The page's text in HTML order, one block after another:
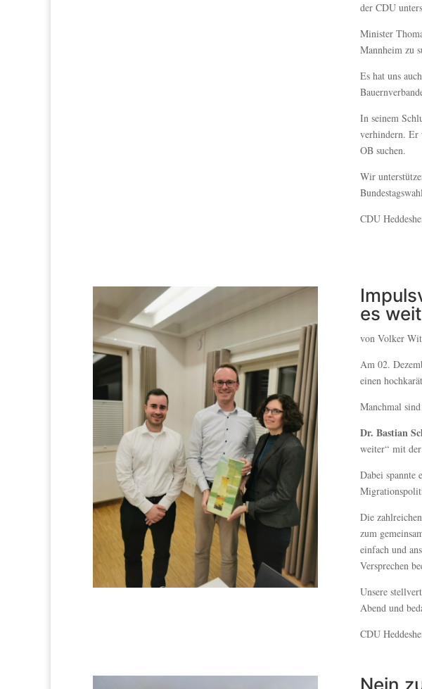
der CDU
Minister
Mannheim zu
Es hat uns
In seinem
verhindern. Er
OB suchen.
Wir
CDU
es
von Volker
Am 02.
einen
Manchmal
Dr. Bastian
weiter“ mit
Dabei
Die
zum
einfach und
Versprechen
Unsere
Abend und
CDU